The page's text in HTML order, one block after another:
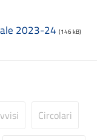
2023-24 (146 kB)
Circolari